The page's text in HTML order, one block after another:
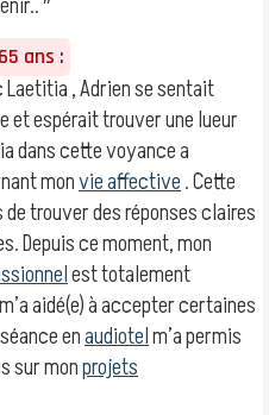
ans :
, Adrien se sentait
et espérait trouver une lueur
dans cette voyance a
monvie affective. Cette
de trouver des réponses claires
Depuis ce moment, mon
est totalement
aidé(e) à accepter certaines
enaudiotelm’a permis
sur monprojets